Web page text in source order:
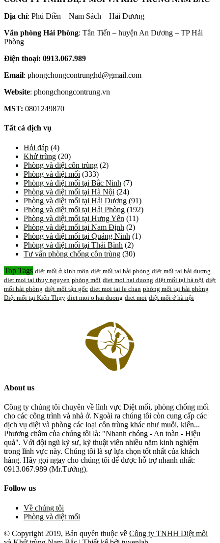
Địa chỉ: Phú Điền – Nam Sách – Hải Dương
Văn phòng Hải Phòng: Tân Tiến – huyện An Dương – TP Hải
Phòng
Điện thoại: 0913.067.989
Email: phongchongcontrunghd@gmail.com
Website: phongchongcontrung.vn
MST: 0801249870
Tất cả dịch vụ
Hỏi đáp (4)
Khử trùng (20)
Phòng và diệt côn trùng (2)
Phòng và diệt mối (333)
Phòng và diệt mối tại Bắc Ninh (7)
Phòng và diệt mối tại Hà Nội (24)
Phòng và diệt mối tại Hải Dương (91)
Phòng và diệt mối tại Hải Phòng (192)
Phòng và diệt mối tại Hưng Yên (11)
Phòng và diệt mối tại Nam Định (2)
Phòng và diệt mối tại Quảng Ninh (1)
Phòng và diệt mối tại Thái Bình (2)
Tư vấn phòng chống côn trùng (30)
Top Tags diệt mối ở kinh môn diệt mối tại hải phòng diệt mối tại hải dương
diet moi tai thuy nguyen phòng mối diet moi hai duong diệt mối tại hà nội diệt
mối hải phòng diệt mối tận gốc diet moi tai le chan phòng mối tại hải phòng
Diệt mối tại Kiến Thụy diet moi o hai duong diet moi diệt mối ở hà nội
About us
Công ty chúng tôi chuyên về lĩnh vực Diệt mối, phòng chống mối
cho các công trình và nhà ở. Ngoài ra chúng tôi còn cung cấp các
dịch vụ diệt và phòng các loại côn trùng khác như muỗi, kiến...
Phương châm của chúng tôi là: "Nhanh chóng - An toàn - Hiệu
quả". Với đội ngũ kỹ sư, kỹ thuật viên nhiều năm kinh nghiệm
trong lĩnh vực này. Chúng tôi là sự lựa chọn tốt nhất của khách
hàng. Hãy gọi ngay cho chúng tôi để được hỗ trợ nhanh nhất:
0913.067.989 (Mr.Tưởng).
Follow us
Về chúng tôi
Phòng và diệt mối
© Copyright 2019, Bản quyền thuộc về Công ty TNHH Diệt mối